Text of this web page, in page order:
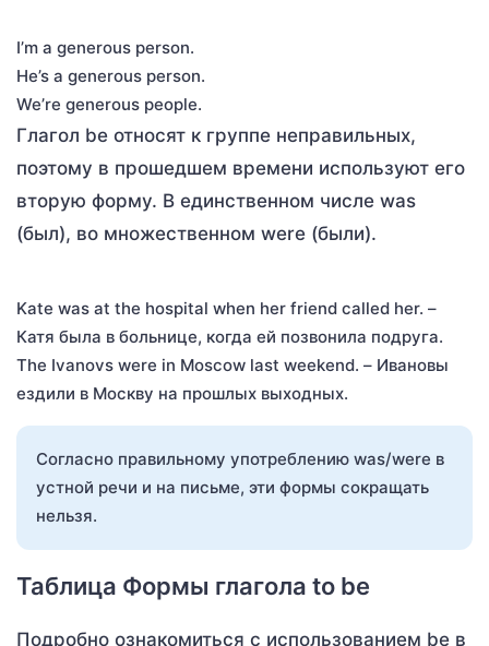
I’m a generous person.
He’s a generous person.
We’re generous people.
Глагол be относят к группе неправильных,
поэтому в прошедшем времени используют его
вторую форму. В единственном числе was
(был), во множественном were (были).
Kate was at the hospital when her friend called her. –
Катя была в больнице, когда ей позвонила подруга.
The Ivanovs were in Moscow last weekend. – Ивановы
ездили в Москву на прошлых выходных.
Согласно правильному употреблению was/were в
устной речи и на письме, эти формы сокращать
нельзя.
Таблица Формы глагола to be
Подробно ознакомиться с использованием be в